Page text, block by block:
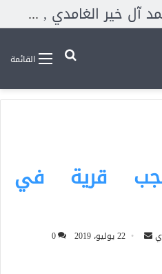
الأستاذ القدير . محمد آل خير الغامدي , ود. أحمد بن محمد سالم الغامدي وأخونا الغالي . سالم الحسن الأبلجي الغامدي مؤسس قروب تاريخ غامد ووثائقهم بالواتساب . وله حساب بـ اكس. دار بينهم ثناء أساتذة كبار أبهجني فنقلته هنا.
القائمةبحث عن
قرية في
أرسل 22 يوليو، 2019
0